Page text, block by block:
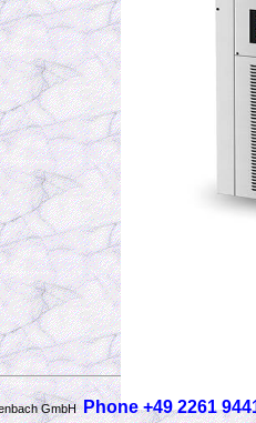
GmbHPhone +49 2261